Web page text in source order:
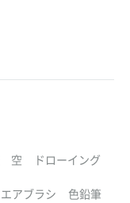
空 ドローイング
エアブラシ 色鉛筆